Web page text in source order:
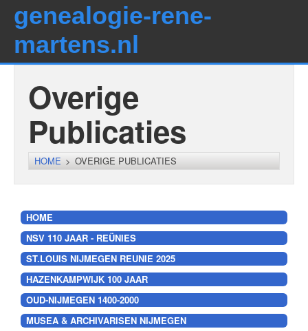
genealogie-rene-
martens.nl
Overige
Publicaties
HOME > OVERIGE PUBLICATIES
HOME
NSV 110 JAAR - REÜNIES
ST.LOUIS NIJMEGEN REUNIE 2025
HAZENKAMPWIJK 100 JAAR
OUD-NIJMEGEN 1400-2000
MUSEA & ARCHIVARISEN NIJMEGEN